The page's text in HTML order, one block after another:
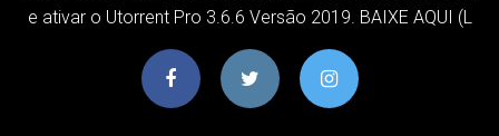
e ativar o Utorrent Pro 3.6.6 Versão 2019. BAIXE AQUI (L